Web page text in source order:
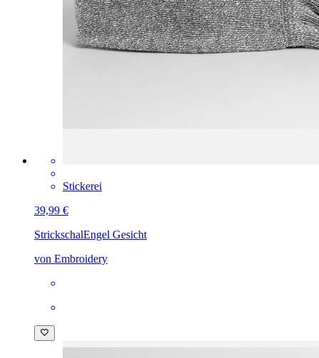
Stickerei
39,99 €
StrickschalEngel Gesicht
von Embroidery